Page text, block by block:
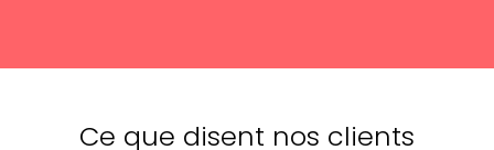
Ce que disent nos clients